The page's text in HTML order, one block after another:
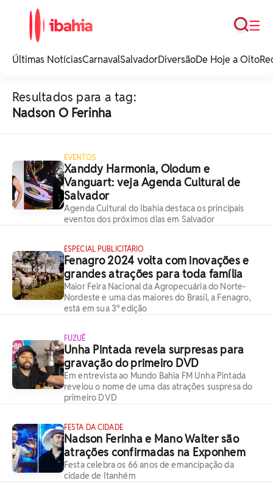
noticias e
☰
Busca
Últimas NotíciasCarnavalSalvadorDiversãoDe Hoje a Oito
Resultados para a tag:
Nadson O Ferinha
EVENTOS
Xanddy Harmonia, Olodum e
Vanguart: veja Agenda Cultural de
Salvador
Agenda Cultural do Ibahia destaca os principais
eventos dos próximos dias em Salvador
ESPECIAL PUBLICITÁRIO
Fenagro 2024 volta com inovações e
grandes atrações para toda família
Maior Feira Nacional da Agropecuária do Norte-
Nordeste e uma das maiores do Brasil, a Fenagro,
está em sua 3ª edição
FUZUÊ
Unha Pintada revela surpresas para
gravação do primeiro DVD
Em entrevista ao Mundo Bahia FM Unha Pintada
revelou o nome de uma das atrações suspresa do
primeiro DVD
FESTA DA CIDADE
Nadson Ferinha e Mano Walter são
atrações confirmadas na Exponhem
Festa celebra os 66 anos de emancipação da
cidade de Itanhém